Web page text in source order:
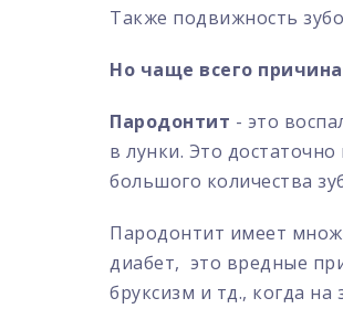
Также подвижность
Но чаще всего
Пародонтит - это
в лунки. Это
большого количества
Пародонтит имеет
диабет, это вредные
бруксизм и тд., когда